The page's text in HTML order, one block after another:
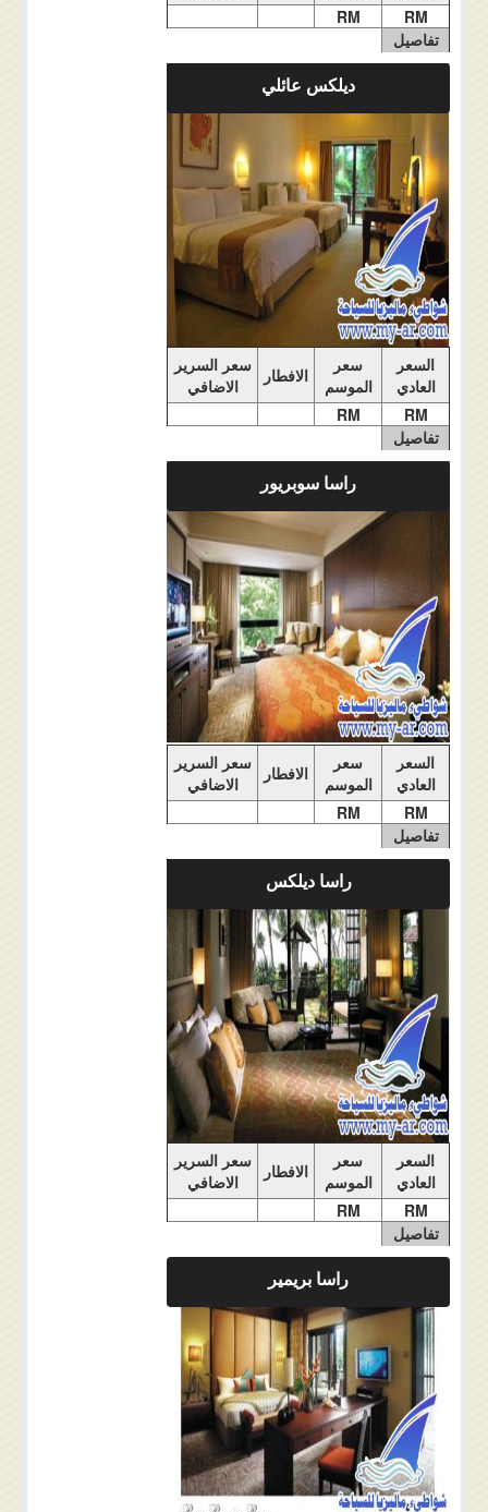
RM
RM
تفاصيل
الغرفة
ديلكس عائلي
السعر
العادي
سعر
الموسم
الافطار
سعر السرير
الاضافي
RM
RM
تفاصيل
الغرفة
راسا سوبريور
السعر
العادي
سعر
الموسم
الافطار
سعر السرير
الاضافي
RM
RM
تفاصيل
الغرفة
ملاحضات الغرفة
راسا ديلكس
السعر
العادي
سعر
الموسم
الافطار
سعر السرير
الاضافي
RM
RM
تفاصيل
الغرفة
ملاحضات الغرفة
راسا بريمير
ملاحضات الغرفة